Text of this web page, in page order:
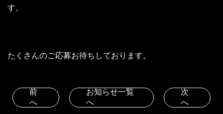
す。
たくさんのご応募お待ちしております。
前
へ
お知らせ一覧
へ
次
へ